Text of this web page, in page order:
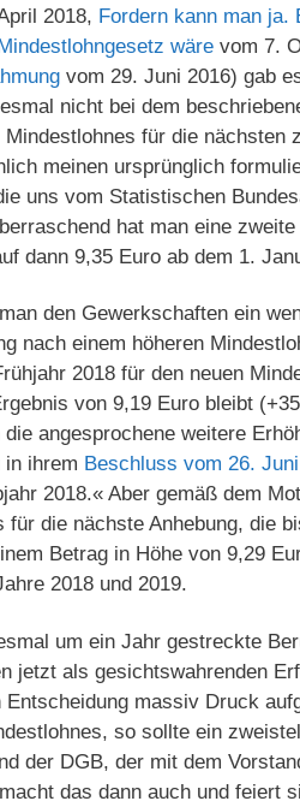
2018, Fordern kann man
wäre vom 7.
vom 29. Juni 2016) gab
nicht bei dem
für die
meinen ursprünglich
uns vom Statistischen
hat man eine
dann 9,35 Euro ab dem 1.
den Gewerkschaften ein
nach einem höheren
2018 für den neuen
von 9,19 Euro bleibt
angesprochene weitere
in ihrem Beschluss vom 26.
2018.« Aber gemäß dem
die nächste Anhebung, die
Betrag in Höhe von 9,29
2018 und 2019.
um ein Jahr gestreckte
jetzt als gesichtswahrenden
massiv Druck
so sollte ein
der DGB, der mit dem
das dann auch und feiert